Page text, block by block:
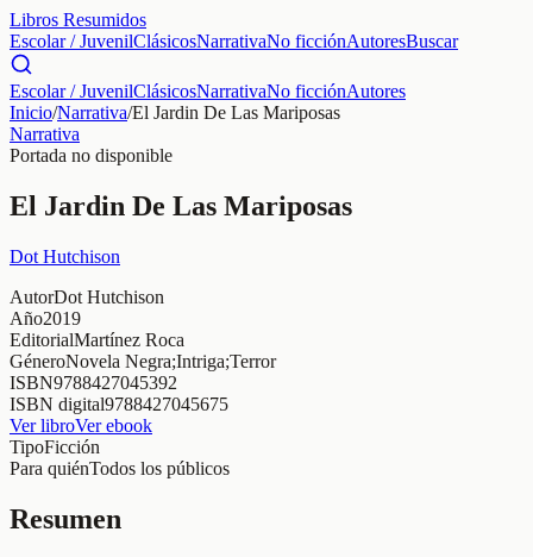
Libros Resumidos
Escolar / JuvenilClásicosNarrativaNo ficciónAutoresBuscar
Escolar / JuvenilClásicosNarrativaNo ficciónAutores
Inicio/Narrativa/El Jardin De Las Mariposas
Narrativa
Portada no disponible
El Jardin De Las Mariposas
Dot Hutchison
AutorDot Hutchison
Año2019
EditorialMartínez Roca
GéneroNovela Negra;Intriga;Terror
ISBN9788427045392
ISBN digital9788427045675
Ver libroVer ebook
TipoFicción
Para quiénTodos los públicos
Resumen